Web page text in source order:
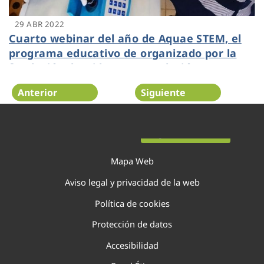
29 ABR 2022
Cuarto webinar del año de Aquae STEM, el
programa educativo de organizado por la
fundación de Hidraqua, Fundación Aquae
Anterior Siguiente
Mapa Web
Aviso legal y privacidad de la web
Política de cookies
Protección de datos
Accesibilidad